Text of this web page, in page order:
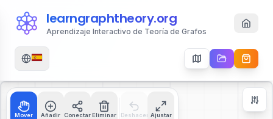
learngraphtheory.org
Aprendizaje Interactivo de Teoría de Grafos
Mover Añadir ConectarEliminar Deshacer Ajustar